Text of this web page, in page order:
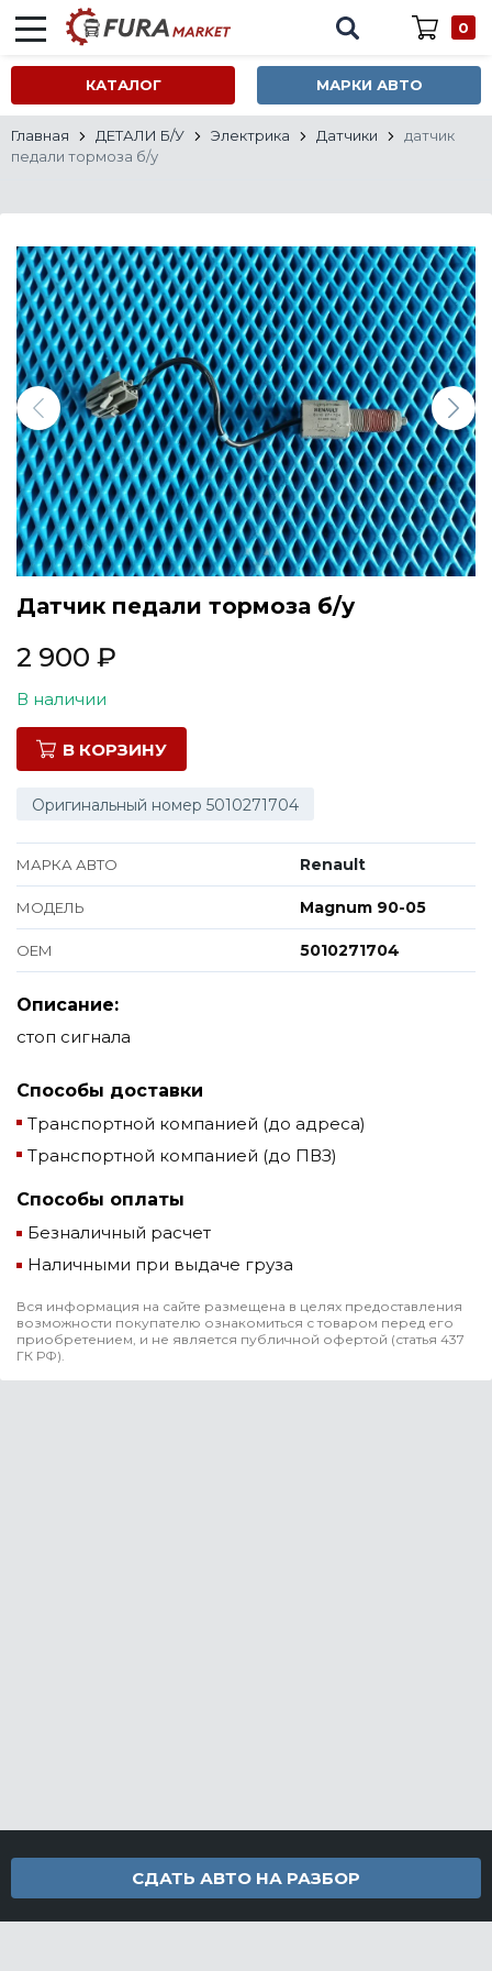
0
КАТАЛОГ МАРКИ АВТО
Все марки
Главная ДЕТАЛИ Б/У Электрика Датчики
датчик
педали тормоза б/у
Датчик педали тормоза б/у
2 900 ₽
В наличии
В КОРЗИНУ
Оригинальный номер 5010271704
МАРКА АВТО Renault
МОДЕЛЬ Magnum 90-05
ОЕМ 5010271704
Описание:
стоп сигнала
Способы доставки
Транспортной компанией (до адреса)
Транспортной компанией (до ПВЗ)
Способы оплаты
Безналичный расчет
Наличными при выдаче груза
Вся информация на сайте размещена в целях предоставления
возможности покупателю ознакомиться с товаром перед его
приобретением, и не является публичной офертой (статья 437
ГК РФ).
СДАТЬ АВТО НА РАЗБОР